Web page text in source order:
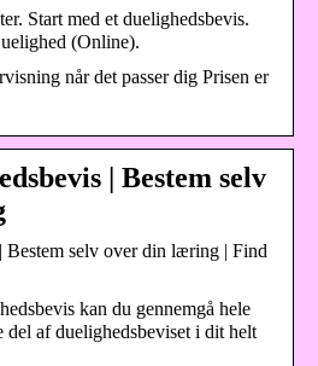
Start med et duelighedsbevis.
(Online).
når det passer dig Prisen er
| Bestem selv
Bestem selv over din læring | Find
kan du gennemgå hele
del af duelighedsbeviset i dit helt